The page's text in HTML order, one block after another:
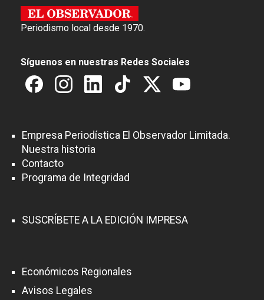
Periodismo local desde 1970.
Síguenos en nuestras Redes Sociales
Empresa Periodística El Observador Limitada.
Nuestra historia
Contacto
Programa de Integridad
SUSCRÍBETE A LA EDICIÓN IMPRESA
Económicos Regionales
Avisos Legales